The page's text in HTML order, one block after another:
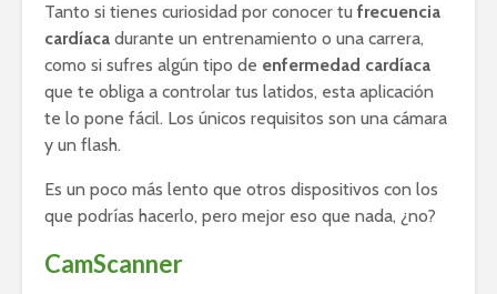
Tanto si tienes curiosidad por conocer tu frecuencia
cardíaca durante un entrenamiento o una carrera,
como si sufres algún tipo de enfermedad cardíaca
que te obliga a controlar tus latidos, esta aplicación
te lo pone fácil. Los únicos requisitos son una cámara
y un flash.
Es un poco más lento que otros dispositivos con los
que podrías hacerlo, pero mejor eso que nada, ¿no?
CamScanner